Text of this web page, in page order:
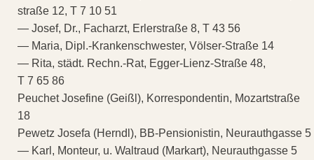
straße 12, T 7 10 51
— Josef, Dr., Facharzt, Erlerstraße 8, T 43 56
— Maria, Dipl.-Krankenschwester, Völser-Straße 14
— Rita, städt. Rechn.-Rat, Egger-Lienz-Straße 48,
T 7 65 86
Peuchet Josefine (Geißl), Korrespondentin, Mozartstraße
18
Pewetz Josefa (Herndl), BB-Pensionistin, Neurauthgasse 5
— Karl, Monteur, u. Waltraud (Markart), Neurauthgasse 5